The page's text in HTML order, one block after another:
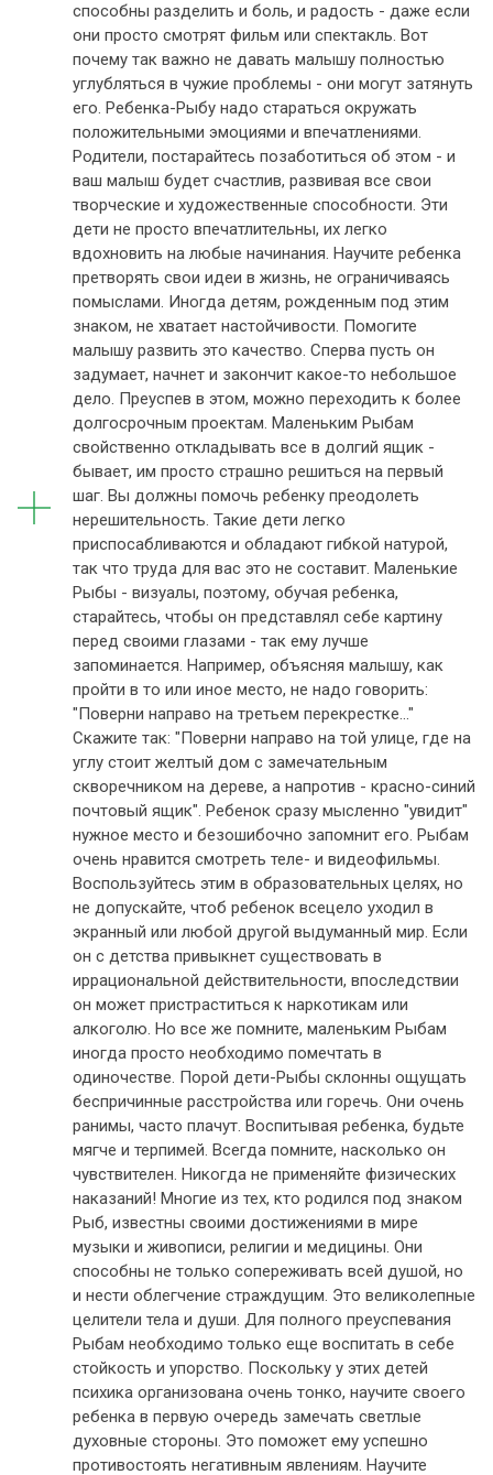
способны разделить и боль, и радость - даже если
они просто смотрят фильм или спектакль. Вот
почему так важно не давать малышу полностью
углубляться в чужие проблемы - они могут затянуть
его. Ребенка-Рыбу надо стараться окружать
положительными эмоциями и впечатлениями.
Родители, постарайтесь позаботиться об этом - и
ваш малыш будет счастлив, развивая все свои
творческие и художественные способности. Эти
дети не просто впечатлительны, их легко
вдохновить на любые начинания. Научите ребенка
претворять свои идеи в жизнь, не ограничиваясь
помыслами. Иногда детям, рожденным под этим
знаком, не хватает настойчивости. Помогите
малышу развить это качество. Сперва пусть он
задумает, начнет и закончит какое-то небольшое
дело. Преуспев в этом, можно переходить к более
долгосрочным проектам. Маленьким Рыбам
свойственно откладывать все в долгий ящик -
бывает, им просто страшно решиться на первый
шаг. Вы должны помочь ребенку преодолеть
нерешительность. Такие дети легко
приспосабливаются и обладают гибкой натурой,
так что труда для вас это не составит. Маленькие
Рыбы - визуалы, поэтому, обучая ребенка,
старайтесь, чтобы он представлял себе картину
перед своими глазами - так ему лучше
запоминается. Например, объясняя малышу, как
пройти в то или иное место, не надо говорить:
"Поверни направо на третьем перекрестке..."
Скажите так: "Поверни направо на той улице, где на
углу стоит желтый дом с замечательным
скворечником на дереве, а напротив - красно-синий
почтовый ящик". Ребенок сразу мысленно "увидит"
нужное место и безошибочно запомнит его. Рыбам
очень нравится смотреть теле- и видеофильмы.
Воспользуйтесь этим в образовательных целях, но
не допускайте, чтоб ребенок всецело уходил в
экранный или любой другой выдуманный мир. Если
он с детства привыкнет существовать в
иррациональной действительности, впоследствии
он может пристраститься к наркотикам или
алкоголю. Но все же помните, маленьким Рыбам
иногда просто необходимо помечтать в
одиночестве. Порой дети-Рыбы склонны ощущать
беспричинные расстройства или горечь. Они очень
ранимы, часто плачут. Воспитывая ребенка, будьте
мягче и терпимей. Всегда помните, насколько он
чувствителен. Никогда не применяйте физических
наказаний! Многие из тех, кто родился под знаком
Рыб, известны своими достижениями в мире
музыки и живописи, религии и медицины. Они
способны не только сопереживать всей душой, но
и нести облегчение страждущим. Это великолепные
целители тела и души. Для полного преуспевания
Рыбам необходимо только еще воспитать в себе
стойкость и упорство. Поскольку у этих детей
психика организована очень тонко, научите своего
ребенка в первую очередь замечать светлые
духовные стороны. Это поможет ему успешно
противостоять негативным явлениям. Научите